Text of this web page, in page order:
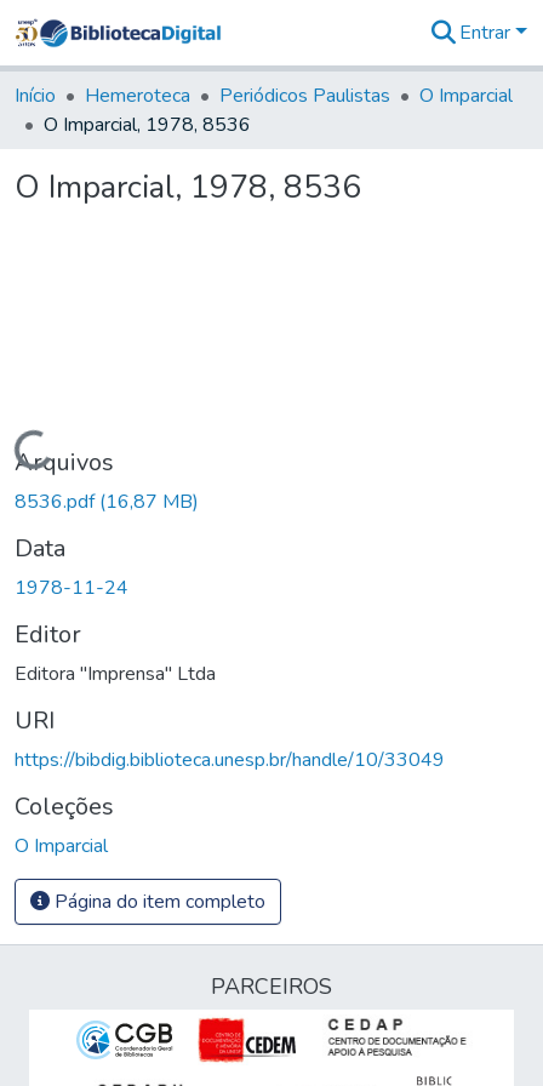
&
Coleções
Tudo na
Digital
Entrar
Início Hemeroteca Periódicos Paulistas
O Imparcial
O Imparcial, 1978, 8536
O Imparcial, 1978, 8536
Carregando...
Arquivos
8536.pdf(16,87 MB)
Data
1978-11-24
Editor
Editora "Imprensa" Ltda
URI
https://bibdig.biblioteca.unesp.br/handle/10/33049
Coleções
O Imparcial
Página do item completo
PARCEIROS